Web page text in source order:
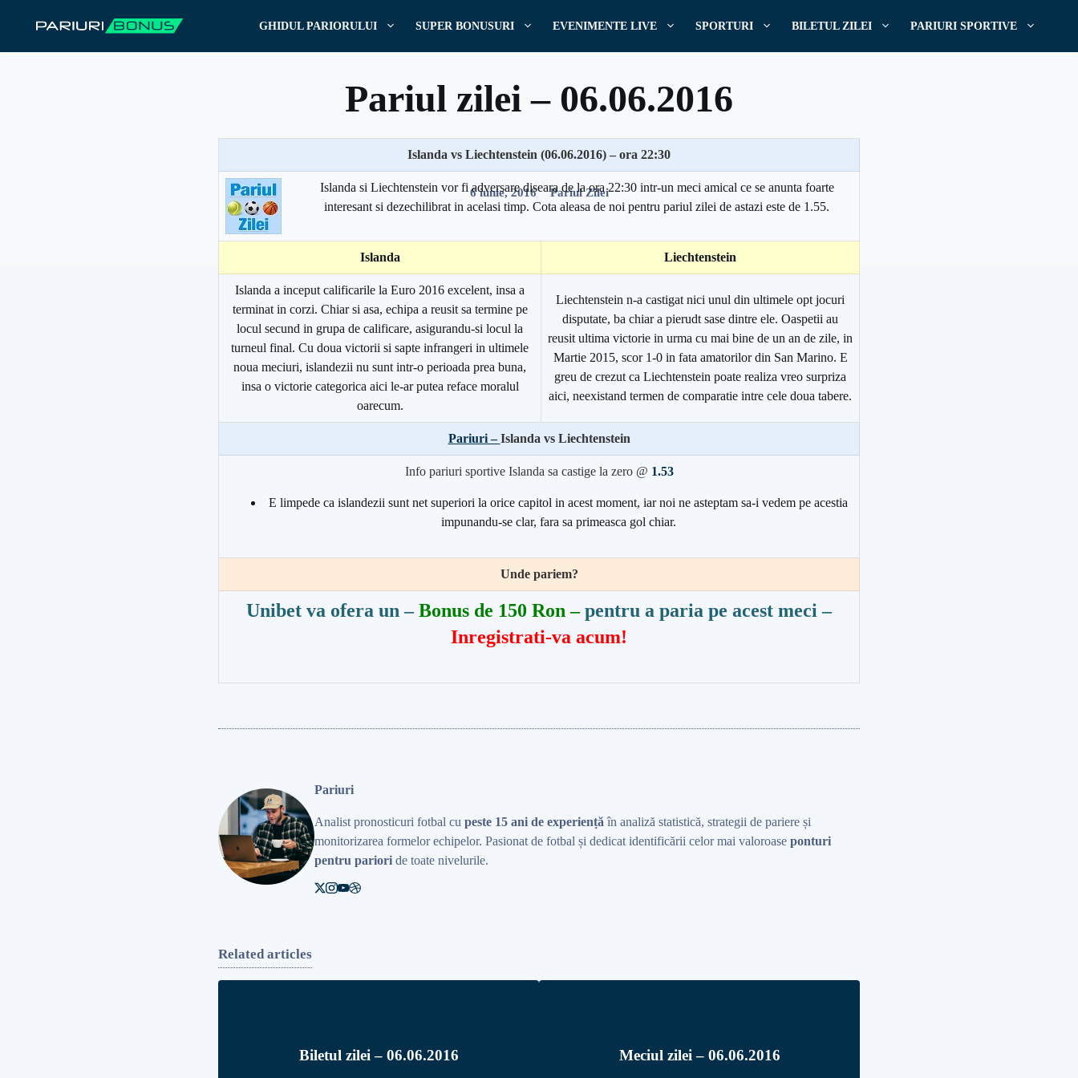
GHIDUL PARIORULUI SUPER BONUSURI EVENIMENTE LIVE SPORTURI BILETUL ZILEI PARIURI SPORTIVE
Pariul zilei – 06.06.2016
Scris dePariuri
6 iunie, 2016 Pariul Zilei
Islanda vs Liechtenstein (06.06.2016) – ora 22:30
Islanda si Liechtenstein vor fi adversare diseara de la ora 22:30 intr-un meci amical ce se anunta foarte
interesant si dezechilibrat in acelasi timp. Cota aleasa de noi pentru pariul zilei de astazi este de 1.55.
Islanda Liechtenstein
Islanda a inceput calificarile la Euro 2016 excelent, insa a
terminat in corzi. Chiar si asa, echipa a reusit sa termine pe
locul secund in grupa de calificare, asigurandu-si locul la
turneul final. Cu doua victorii si sapte infrangeri in ultimele
noua meciuri, islandezii nu sunt intr-o perioada prea buna,
insa o victorie categorica aici le-ar putea reface moralul
oarecum.
Liechtenstein n-a castigat nici unul din ultimele opt jocuri
disputate, ba chiar a pierudt sase dintre ele. Oaspetii au
reusit ultima victorie in urma cu mai bine de un an de zile, in
Martie 2015, scor 1-0 in fata amatorilor din San Marino. E
greu de crezut ca Liechtenstein poate realiza vreo surpriza
aici, neexistand termen de comparatie intre cele doua tabere.
Pariuri –Islanda vs Liechtenstein
Info pariuri sportive Islanda sa castige la zero @ 1.53
E limpede ca islandezii sunt net superiori la orice capitol in acest moment, iar noi ne asteptam sa-i vedem pe acestia
impunandu-se clar, fara sa primeasca gol chiar.
Unde pariem?
Unibet va ofera un –Bonus de 150 Ron –pentru a paria pe acest meci –
Inregistrati-va acum!
Pariuri
Analist pronosticuri fotbal cu peste 15 ani de experiență în analiză statistică, strategii de pariere și
monitorizarea formelor echipelor. Pasionat de fotbal și dedicat identificării celor mai valoroase ponturi
pentru pariori de toate nivelurile.
Related articles
Biletul zilei – 06.06.2016 Meciul zilei – 06.06.2016